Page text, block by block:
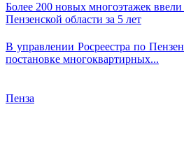
Более 200 новых многоэтажек
Пензенской области за 5 лет
В управлении Росреестра по
постановке многоквартирных...
Пенза